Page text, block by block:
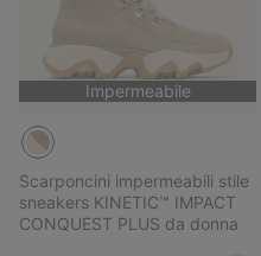
Impermeabile
Scarponcini impermeabili stile
sneakers KINETIC™ IMPACT
CONQUEST PLUS da donna